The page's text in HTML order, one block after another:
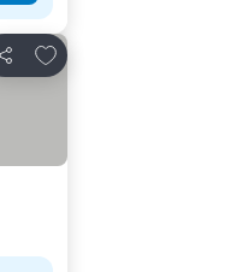
Teilen
Zu Favoriten hinzufügen